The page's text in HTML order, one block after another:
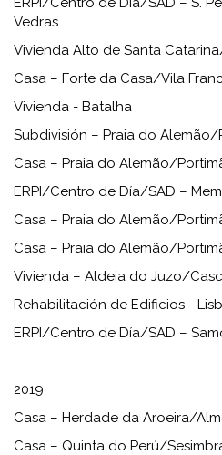
Vedras
Vivienda Alto de Santa
Casa – Forte da Casa/Vila
Vivienda - Batalha
Subdivisión – Praia do Alemão/
Casa – Praia do Alemão/
ERPI/Centro de Día/SAD –
Casa – Praia do Alemão/
Casa – Praia do Alemão/
Vivienda – Aldeia do Juzo/
Rehabilitación de Edificios -
ERPI/Centro de Día/SAD –
2019
Casa – Herdade da Aroeira/
Casa – Quinta do Perú/